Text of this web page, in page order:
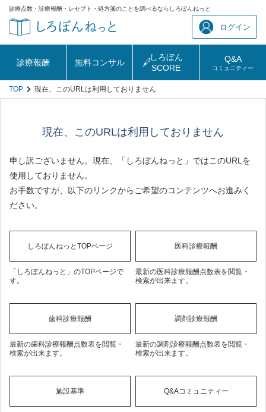
診療点数・診療報酬・レセプト・処方箋のことを調べるならしろぼんねっと
ログイン
診療報酬 無料コンサル
しろぼん
SCORE
Q&A
コミュニティー
TOP 現在、このURLは利用しておりません
現在、このURLは利用しておりません
申し訳ございません。現在、「しろぼんねっと」ではこのURLを
使用しておりません。
お手数ですが、以下のリンクからご希望のコンテンツへお進みく
ださい。
しろぼんねっとTOPページ
「しろぼんねっと」のTOPページで
す。
医科診療報酬
最新の医科診療報酬点数表を閲覧・
検索が出来ます。
歯科診療報酬
最新の歯科診療報酬点数表を閲覧・
検索が出来ます。
調剤診療報酬
最新の調剤診療報酬点数表を閲覧・
検索が出来ます。
施設基準 Q&Aコミュニティー